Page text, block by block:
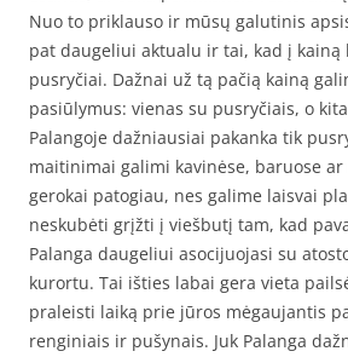
Nuo to priklauso ir mūsų galutinis
pat daugeliui aktualu ir tai, kad į kainą
pusryčiai. Dažnai už tą pačią kainą
pasiūlymus: vienas su pusryčiais, o
Palangoje dažniausiai pakanka tik
maitinimai galimi kavinėse, baruose
gerokai patogiau, nes galime laisvai
neskubėti grįžti į viešbutį tam, kad
Palanga daugeliui asocijuojasi su
kurortu. Tai išties labai gera vieta
praleisti laiką prie jūros mėgaujantis
renginiais ir pušynais. Juk Palanga